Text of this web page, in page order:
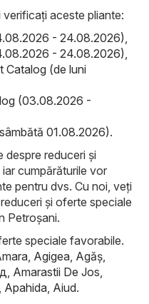
aceste pliante:
- 24.08.2026)
- 24.08.2026)
Catalog (de luni
(03.08.2026 -
01.08.2026).
despre reduceri și
cumpărăturile vor
pentru dvs. Cu noi, veți
și oferte speciale
Petroșani.
speciale favorabile.
Agigea Agăş
Amarastii De Jos
Apahida Aiud.